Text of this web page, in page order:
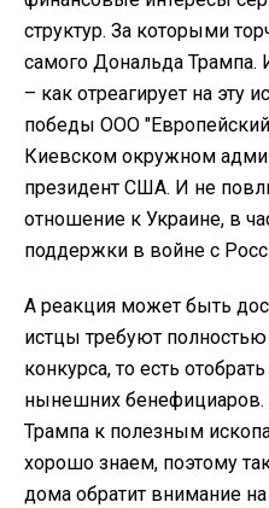
структур. За которыми
самого Дональда Трампа.
– как отреагирует на эту
победы ООО
Киевском окружном
президент США. И не
отношение к Украине, в
поддержки в войне с
А реакция может быть
истцы требуют
конкурса, то есть
нынешних бенефициаров.
Трампа к полезным
хорошо знаем, поэтому
дома обратит внимание